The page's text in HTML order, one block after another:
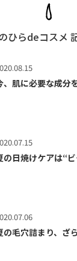
ひらdeコスメ
、肌に必要な成分
の日焼けケアは“
の毛穴詰まり、ざ